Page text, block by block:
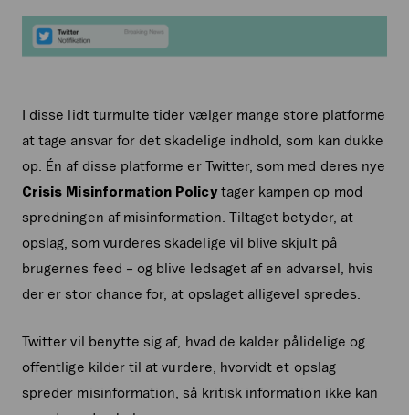
I disse lidt turmulte tider vælger mange store platforme
at tage ansvar for det skadelige indhold, som kan dukke
op. Én af disse platforme er Twitter, som med deres nye
Crisis Misinformation Policytager kampen op mod
spredningen af misinformation. Tiltaget betyder, at
opslag, som vurderes skadelige vil blive skjult på
brugernes feed – og blive ledsaget af en advarsel, hvis
der er stor chance for, at opslaget alligevel spredes.
Twitter vil benytte sig af, hvad de kalder pålidelige og
offentlige kilder til at vurdere, hvorvidt et opslag
spreder misinformation, så kritisk information ikke kan